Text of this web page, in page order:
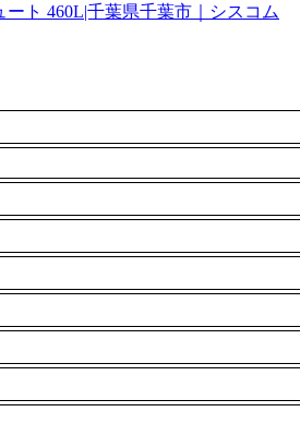
ート 460L|千葉県千葉市｜シスコム